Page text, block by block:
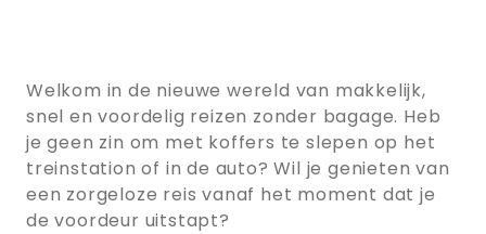
Welkom in de nieuwe wereld van makkelijk,
snel en voordelig reizen zonder bagage. Heb
je geen zin om met koffers te slepen op het
treinstation of in de auto? Wil je genieten van
een zorgeloze reis vanaf het moment dat je
de voordeur uitstapt?